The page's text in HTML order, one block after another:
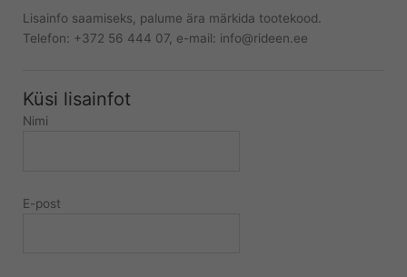
Lisainfo saamiseks, palume ära märkida tootekood.
Telefon: +372 56 444 07, e-mail: info@rideen.ee
Küsi lisainfot
Nimi
E-post